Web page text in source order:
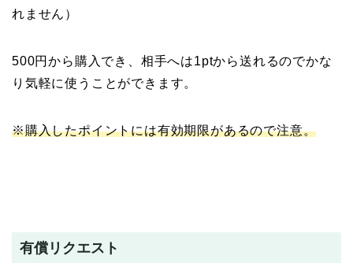
れません）
500円から購入でき、相手へは1ptから送れるのでかな
り気軽に使うことができます。
※購入したポイントには有効期限があるので注意。
有償リクエスト